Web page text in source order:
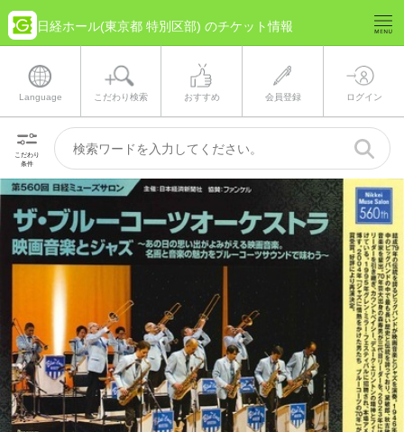
日経ホール(東京都 特別区部) のチケット情報
Language こだわり検索 おすすめ 会員登録 ログイン
こだわり
条件